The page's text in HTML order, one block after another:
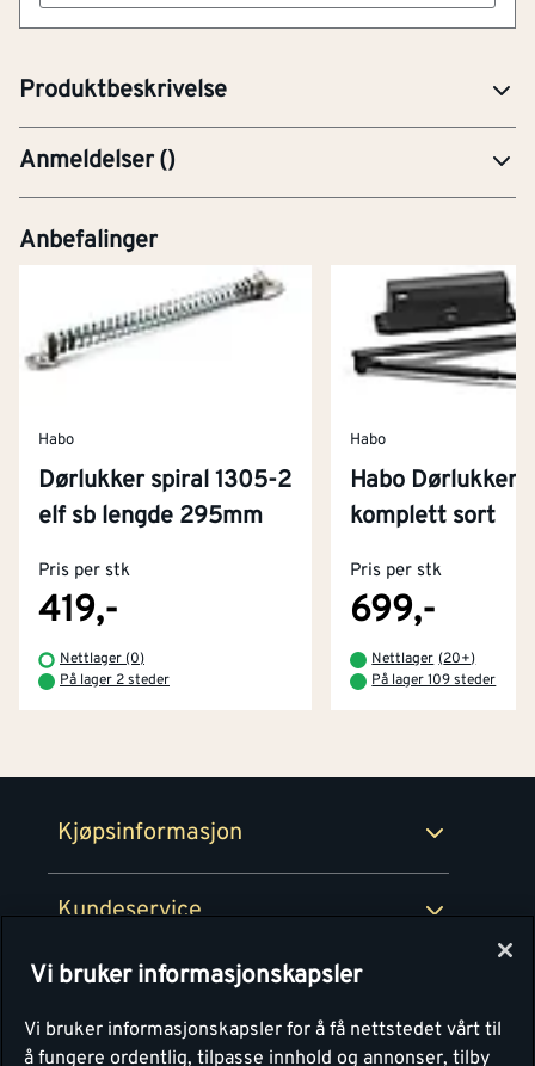
Produktbeskrivelse
Dørlukker av stål med fjærbelastning. Maks dørvekt 40
Anmeldelser()
Anbefalinger
Habo
Dørlukker spiral 1305-2
elf sb lengde 295mm
Pris per stk
419,-
Nettlager (0)
På lager 2 steder
Habo
Habo Dørlukker
komplett sort
Pris per stk
699,-
Nettlager (20+)
På lager 109 steder
Kjøpsinformasjon
Kjøpsbetingelser
Retur- og angrerettsskjema
Kundeservice
Kontakt oss
Tjenester
Montér Klubb
Montér
Om Montér
Byggevarehus og åpningstider
Prismatch
Personvern
Vi bruker informasjonskapsler
Vi bruker informasjonskapsler for å få nettstedet vårt til
å fungere ordentlig, tilpasse innhold og annonser, tilby